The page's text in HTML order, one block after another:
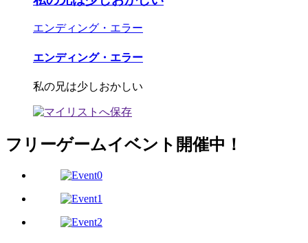
エンディング・エラー
エンディング・エラー
私の兄は少しおかしい
フリーゲームイベント開催中！